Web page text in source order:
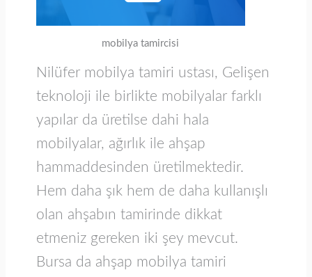
mobilya tamircisi
Nilüfer mobilya tamiri ustası, Gelişen
teknoloji ile birlikte mobilyalar farklı
yapılar da üretilse dahi hala
mobilyalar, ağırlık ile ahşap
hammaddesinden üretilmektedir.
Hem daha şık hem de daha kullanışlı
olan ahşabın tamirinde dikkat
etmeniz gereken iki şey mevcut.
Bursa da ahşap mobilya tamiri